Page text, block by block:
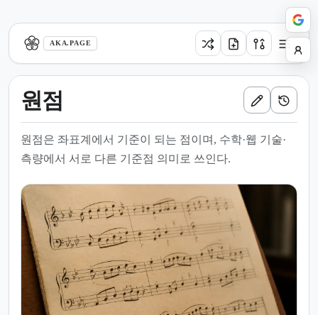
AKA.PAGE
원점
원점은 좌표계에서 기준이 되는 점이며, 수학·웹 기술·
측량에서 서로 다른 기준점 의미로 쓰인다.